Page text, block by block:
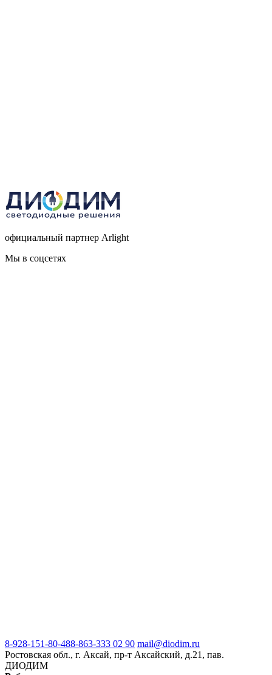
официальный партнер Arlight
Мы в соцсетях
8-928-151-80-488-863-333 02 90 mail@diodim.ru
Ростовская обл., г. Аксай, пр-т Аксайский, д.21, пав.
ДИОДИМ